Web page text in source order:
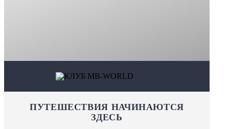
ПУТЕШЕСТВИЯ НАЧИНАЮТСЯ
ЗДЕСЬ